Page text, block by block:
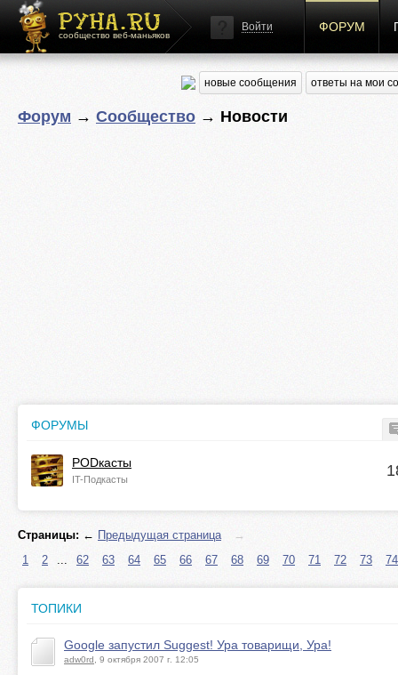
сообщество веб-маньяков
Войти ФОРУМ
новые сообщения ответы на мои
Форум → Сообщество → Новости
ФОРУМЫ
PODкасты
IT-Подкасты
Страницы: ← Предыдущая страница
→
1
2 ... 62 63 64 65 66 67 68 69 70 71 72 73 74
ТОПИКИ
Google запустил Suggest! Ура товарищи, Ура!
adw0rd , 9 октября 2007 г. 12:05